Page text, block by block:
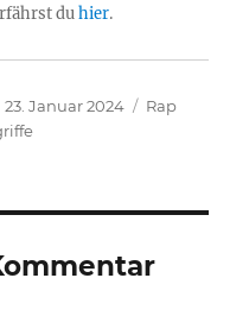
duhier.
Veröffentlicht
am
23. Januar 2024 Kategorien
Rap